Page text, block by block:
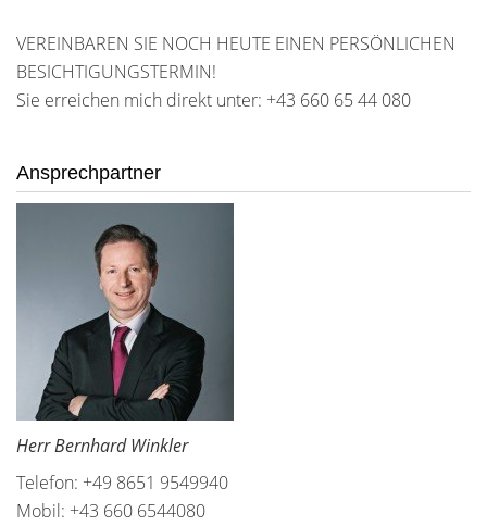
VEREINBAREN SIE NOCH HEUTE EINEN PERSÖNLICHEN
BESICHTIGUNGSTERMIN!
Sie erreichen mich direkt unter: +43 660 65 44 080
Ansprechpartner
Herr Bernhard Winkler
Telefon: +49 8651 9549940
Mobil: +43 660 6544080